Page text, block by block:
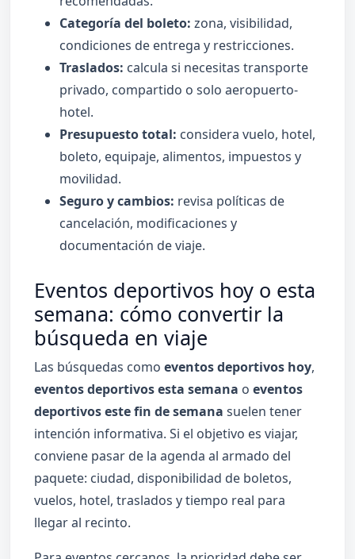
Categoría del boleto: zona, visibilidad,
condiciones de entrega y restricciones.
Traslados: calcula si necesitas transporte
privado, compartido o solo aeropuerto-
hotel.
Presupuesto total: considera vuelo, hotel,
boleto, equipaje, alimentos, impuestos y
movilidad.
Seguro y cambios: revisa políticas de
cancelación, modificaciones y
documentación de viaje.
Eventos deportivos hoy o esta
semana: cómo convertir la
búsqueda en viaje
Las búsquedas como eventos deportivos hoy,
eventos deportivos esta semana o eventos
deportivos este fin de semana suelen tener
intención informativa. Si el objetivo es viajar,
conviene pasar de la agenda al armado del
paquete: ciudad, disponibilidad de boletos,
vuelos, hotel, traslados y tiempo real para
llegar al recinto.